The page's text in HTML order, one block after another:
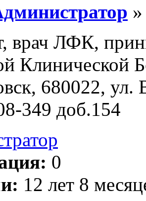
врач ЛФК,
Клинической
680022, ул.
349 доб.154
0
12 лет 8